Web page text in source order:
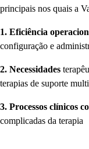
principais nos quais a
1. Eficiência
configuração e
2. Necessidades
terapias de suporte
3. Processos clínicos
complicadas da terapia